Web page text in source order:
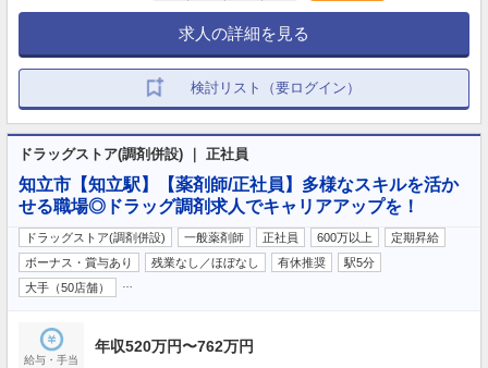
求人の詳細を見る
検討リスト（要ログイン）
ドラッグストア(調剤併設) ｜ 正社員
知立市【知立駅】【薬剤師/正社員】多様なスキルを活か
せる職場◎ドラッグ調剤求人でキャリアアップを！
ドラッグストア(調剤併設) 一般薬剤師 正社員 600万以上
定期昇給
ボーナス・賞与あり
残業なし／ほぼなし 有休推奨
駅5分
大手（50店舗）
給与・手当
年収520万円〜762万円